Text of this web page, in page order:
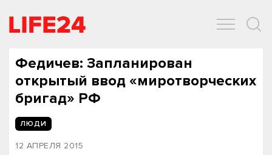
Федичев: Запланирован
открытый ввод «миротворческих
бригад» РФ
ЛЮДИ
12 АПРЕЛЯ 2015